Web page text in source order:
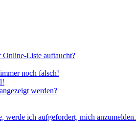
Online-Liste auftaucht?
noch falsch!
werden?
ich aufgefordert, mich anzumelden.